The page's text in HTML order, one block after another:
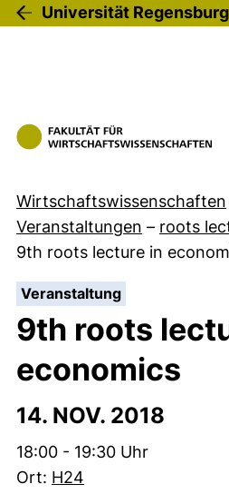
Universität Regensburg
Wirtschaftswissenschaften
Veranstaltungen – roots
9th roots lecture in
Veranstaltung:
9th roots
economics
14. NOV. 2018
Zeit:
18:00 - 19:30 Uhr
Ort: H24